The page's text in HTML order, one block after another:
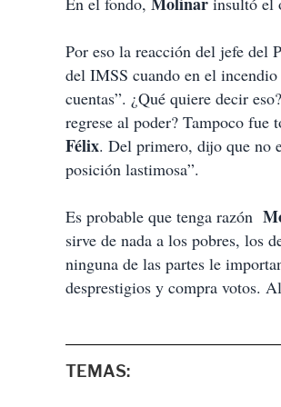
Por eso la reacción del jefe del
del IMSS cuando en el
cuentas”. ¿Qué quiere decir
regrese al poder? Tampoco fue
Félix. Del primero, dijo que no
posición lastimosa”.
Es probable que tenga razón
sirve de nada a los pobres, los
ninguna de las partes le
desprestigios y compra votos.
TEMAS: